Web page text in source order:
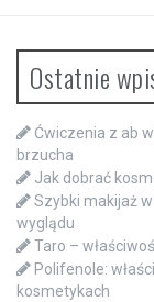
Ostatnie
Ćwiczenia z ab
brzucha
Jak dobrać
Szybki makijaż
wyglądu
Taro –
Polifenole:
kosmetykach